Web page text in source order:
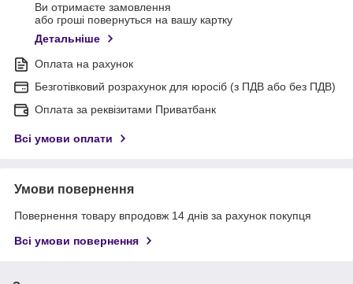
Ви отримаєте замовлення
або гроші повернуться на вашу картку
Детальніше
Оплата на рахунок
Безготівковий розрахунок для юросіб (з ПДВ або без ПДВ)
Оплата за реквізитами Приватбанк
Всі умови оплати
Умови повернення
Повернення товару впродовж 14 днів за рахунок покупця
Всі умови повернення